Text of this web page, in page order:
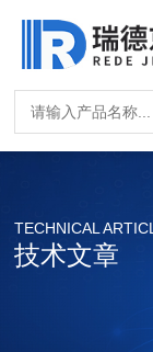
TECHNICAL
技术文章